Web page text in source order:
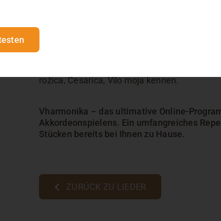
Ein längeres und etwas anspruchsvolleres
enthalten kann. Das Lied kann
Bassübergänge oder Figuren enthalten.
Lieder wie Čebelar, Ta sosedov Francelj, Tri
rožica, Cesarica, Vilo moja kennen.
Vharmonika – das ultimative Online-
Akkordeonspielens. Ein umfangreiches
Stücken bereits bei Ihnen zu Hause.
ZURÜCK ZU LIEDER